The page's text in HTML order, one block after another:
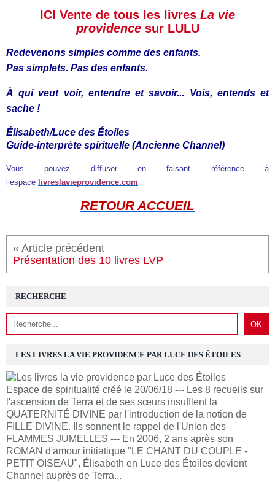
ICI Vente de tous les livres La vie
providencesur LULU
Redevenons simples comme des enfants.
Pas simplets. Pas des enfants.
À qui veut voir, entendre et savoir... Vois, entends et
sache !
Élisabeth/Luce des Étoiles
Guide-interprète spirituelle (Ancienne Channel)
Vous pouvez diffuser en faisant référence à
l’espace livreslavieprovidence.com
RETOUR ACCUEIL
« Article précédent
Présentation des 10 livres LVP
RECHERCHE
LES LIVRES LA VIE PROVIDENCE PAR LUCE DES ÉTOILES
Espace de spiritualité créé le 20/06/18 --- Les 8 recueils sur
l'ascension de Terra et de ses sœurs insufflent la
QUATERNITÉ DIVINE par l'introduction de la notion de
FILLE DIVINE. Ils sonnent le rappel de l'Union des
FLAMMES JUMELLES --- En 2006, 2 ans après son
ROMAN d'amour initiatique "LE CHANT DU COUPLE -
PETIT OISEAU", Élisabeth en Luce des Étoiles devient
Channel auprès de Terra...